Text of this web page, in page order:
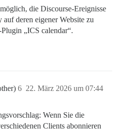
die Discourse-Ereignisse
deren eigener Website zu
„ICS calendar“.
22. März 2026 um 07:44
6
Wenn Sie die
Clients abonnieren